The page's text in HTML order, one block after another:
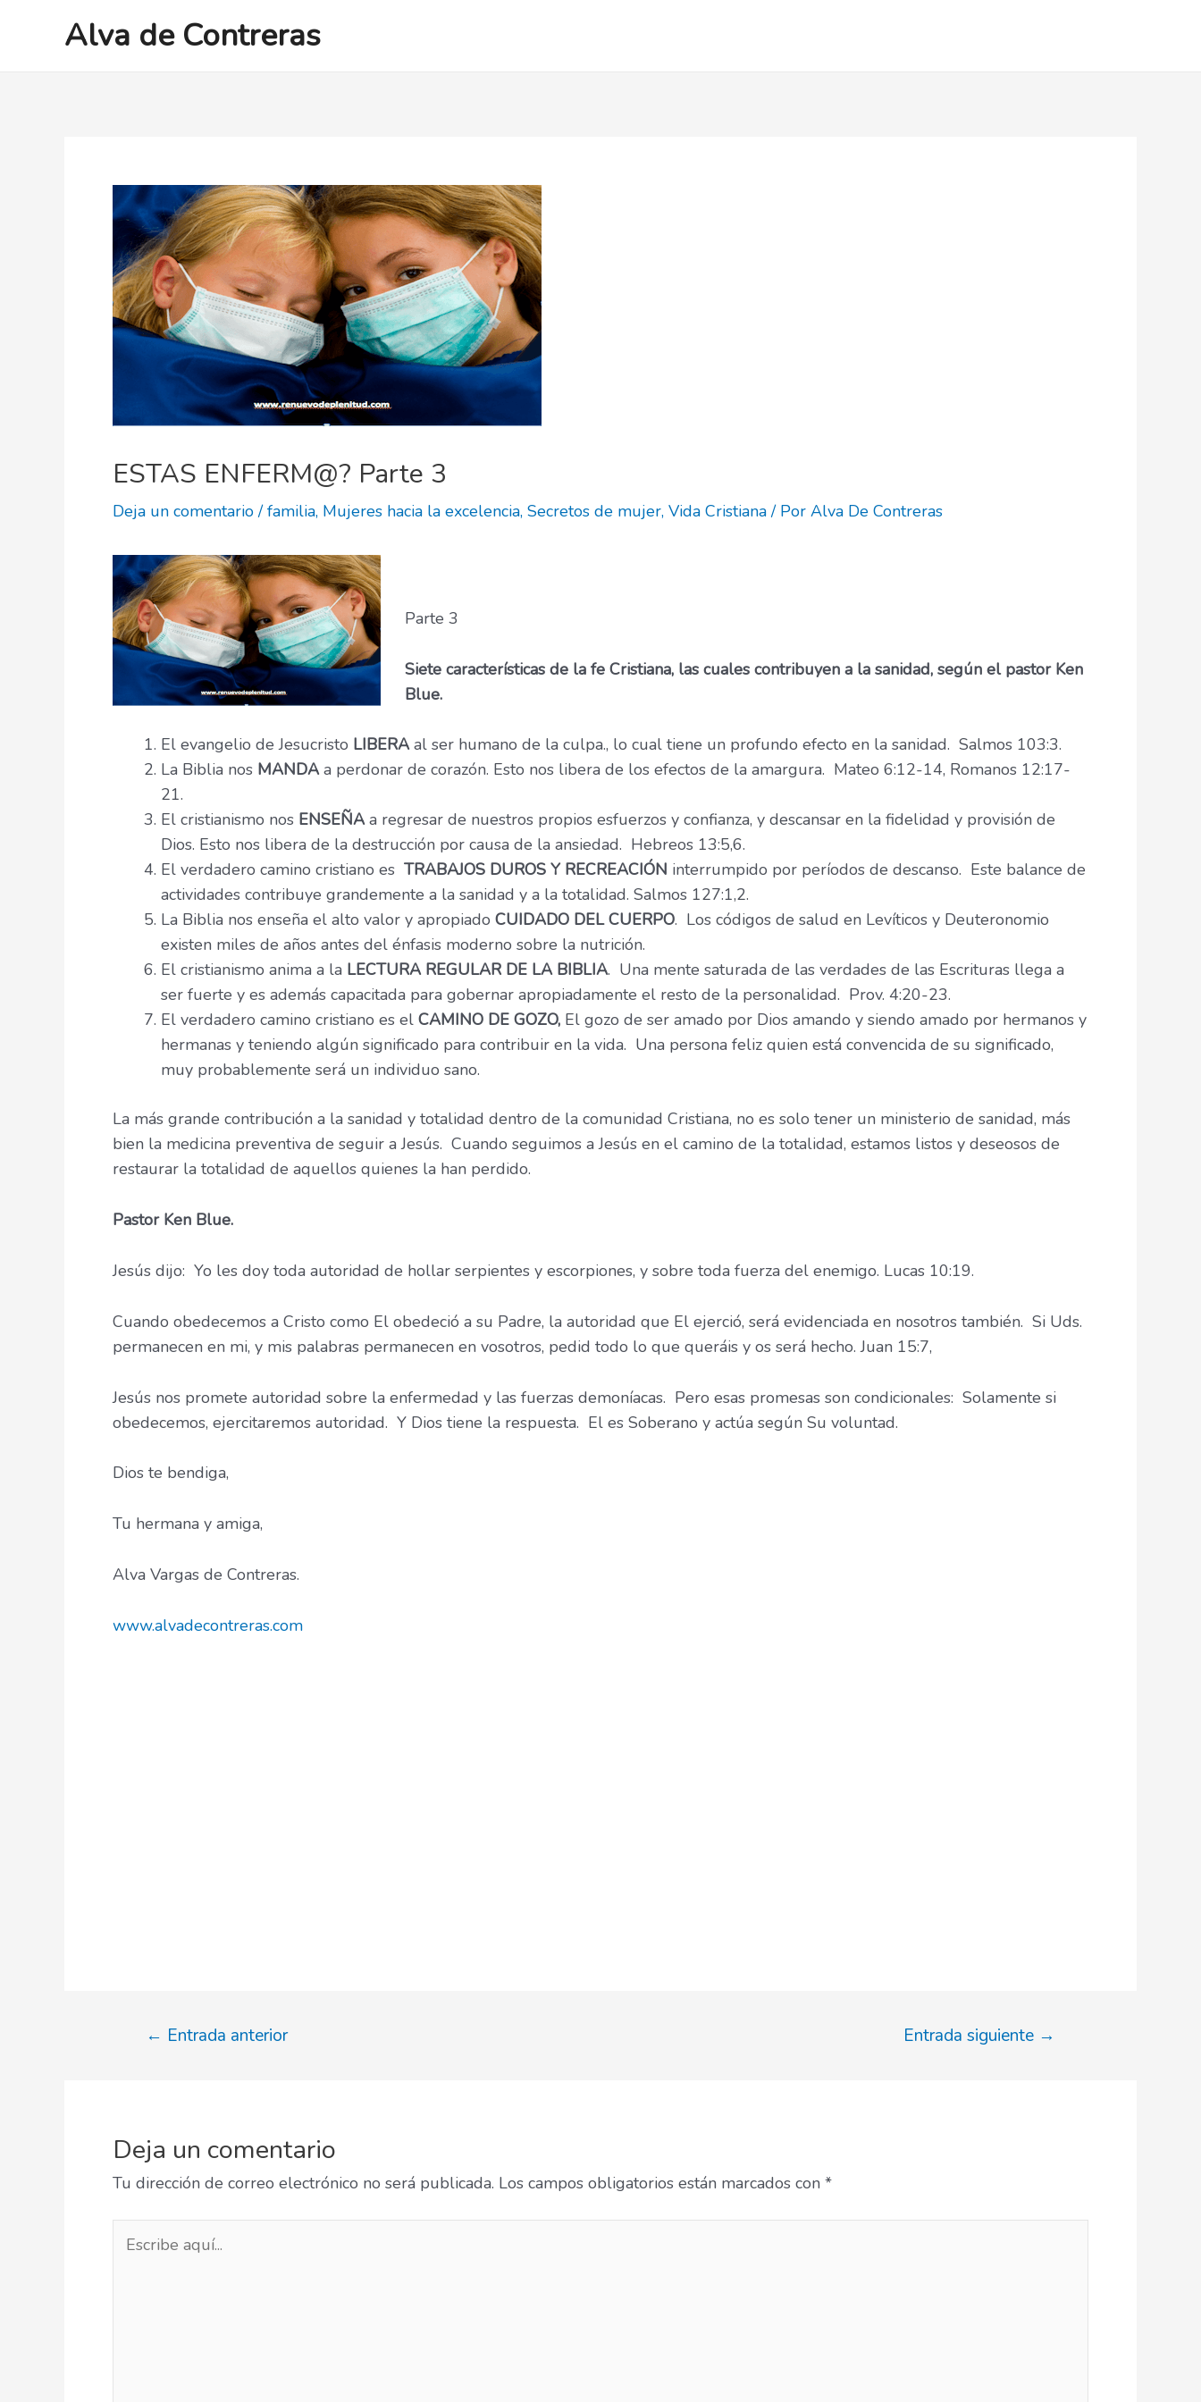
Alva de Contreras
ESTAS ENFERM@? Parte 3
Deja un comentario /familia, Mujeres hacia la excelencia, Secretos de mujer, Vida Cristiana/ Por Alva De Contreras
Parte 3
Siete características de la fe Cristiana, las cuales contribuyen a la sanidad, según el pastor Ken
Blue.
El evangelio de Jesucristo LIBERA al ser humano de la culpa., lo cual tiene un profundo efecto en la sanidad. Salmos 103:3.
La Biblia nos MANDA a perdonar de corazón. Esto nos libera de los efectos de la amargura. Mateo 6:12-14, Romanos 12:17-
21.
El cristianismo nos ENSEÑA a regresar de nuestros propios esfuerzos y confianza, y descansar en la fidelidad y provisión de
Dios. Esto nos libera de la destrucción por causa de la ansiedad. Hebreos 13:5,6.
El verdadero camino cristiano es TRABAJOS DUROS Y RECREACIÓN interrumpido por períodos de descanso. Este balance de
actividades contribuye grandemente a la sanidad y a la totalidad. Salmos 127:1,2.
La Biblia nos enseña el alto valor y apropiado CUIDADO DEL CUERPO. Los códigos de salud en Levíticos y Deuteronomio
existen miles de años antes del énfasis moderno sobre la nutrición.
El cristianismo anima a la LECTURA REGULAR DE LA BIBLIA. Una mente saturada de las verdades de las Escrituras llega a
ser fuerte y es además capacitada para gobernar apropiadamente el resto de la personalidad. Prov. 4:20-23.
El verdadero camino cristiano es el CAMINO DE GOZO, El gozo de ser amado por Dios amando y siendo amado por hermanos y
hermanas y teniendo algún significado para contribuir en la vida. Una persona feliz quien está convencida de su significado,
muy probablemente será un individuo sano.
La más grande contribución a la sanidad y totalidad dentro de la comunidad Cristiana, no es solo tener un ministerio de sanidad, más
bien la medicina preventiva de seguir a Jesús. Cuando seguimos a Jesús en el camino de la totalidad, estamos listos y deseosos de
restaurar la totalidad de aquellos quienes la han perdido.
Pastor Ken Blue.
Jesús dijo: Yo les doy toda autoridad de hollar serpientes y escorpiones, y sobre toda fuerza del enemigo. Lucas 10:19.
Cuando obedecemos a Cristo como El obedeció a su Padre, la autoridad que El ejerció, será evidenciada en nosotros también. Si Uds.
permanecen en mi, y mis palabras permanecen en vosotros, pedid todo lo que queráis y os será hecho. Juan 15:7,
Jesús nos promete autoridad sobre la enfermedad y las fuerzas demoníacas. Pero esas promesas son condicionales: Solamente si
obedecemos, ejercitaremos autoridad. Y Dios tiene la respuesta. El es Soberano y actúa según Su voluntad.
Dios te bendiga,
Tu hermana y amiga,
Alva Vargas de Contreras.
www.alvadecontreras.com
Navegación
← Entrada anterior Entrada siguiente →
Deja un comentario
Tu dirección de correo electrónico no será publicada. Los campos obligatorios están marcados con *
aquí...